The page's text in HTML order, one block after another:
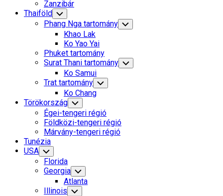
Menu
Zanzibár
Thaiföld Toggle
Child
Menu
Phang Nga tartomány Toggle
Child
Khao Lak
Ko Yao Yai
Phuket tartomány
Surat Thani tartomány Toggle
Child
Ko Samui
Trat tartomány Toggle
Child
Ko Chang
Törökország Toggle
Child
Menu
Égei-tengeri régió
Földközi-tengeri régió
Márvány-tengeri régió
Tunézia
USA Toggle
Child
Menu
Florida
Georgia Toggle
Child
Menu
Atlanta
Illinois Toggle